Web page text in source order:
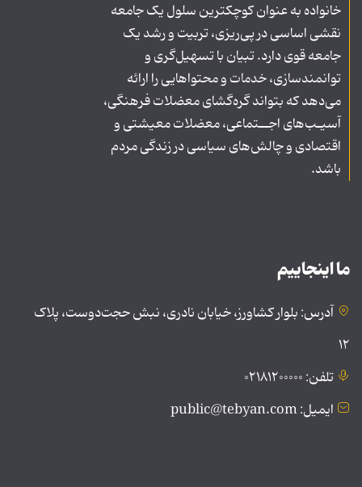
خانواده به عنوان کوچکترین سلول یک جامعه
نقشی اساسی در پی‌ریزی، تربیت و رشد یک
جامعه قوی دارد. تبیان با تسهیل‌گری و
توانمندسازی، خدمات و محتواهایی را ارائه
می‌دهد که بتواند گره‌گشای معضلات فرهنگی،
آسیـب‌های اجــتماعی، معضلات معیشتی و
اقتصادی و چالش‌های سیاسی در زندگی مردم
باشد.
ما اینجاییم
آدرس: بلوار کشاورز، خیابان نادری، نبش حجت‌دوست، پلاک
۱۲
تلفن: ۰۲۱۸۱۲۰۰۰۰۰
ایمیل: public@tebyan.com